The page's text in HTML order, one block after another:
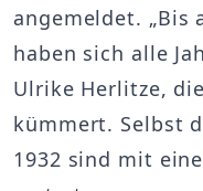
angemeldet. „Bis
haben sich alle
Ulrike Herlitze,
kümmert. Selbst
1932 sind mit